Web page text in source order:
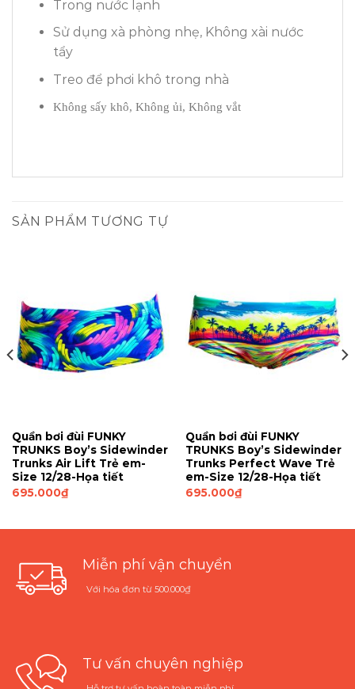
Trong nước lạnh
Sử dụng xà phòng nhẹ, Không xài nước
tẩy
Treo để phơi khô trong nhà
Không sấy khô, Không ủi, Không vắt
SẢN PHẨM TƯƠNG TỰ
Quần bơi đùi FUNKY
TRUNKS Boy’s Sidewinder
Trunks Air Lift Trẻ em-
Size 12/28-Họa tiết
695.000₫
Quần bơi đùi FUNKY
TRUNKS Boy’s Sidewinder
Trunks Perfect Wave Trẻ
em-Size 12/28-Họa tiết
695.000₫
Miễn phí vận chuyển
Với hóa đơn từ 500.000₫
Tư vấn chuyên nghiệp